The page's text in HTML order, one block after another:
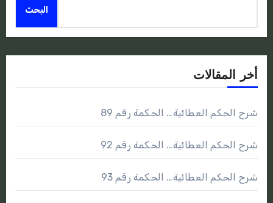
البحث
أخر المقالات
شرح الحكم العطائية… الحكمة رقم 89
شرح الحكم العطائية… الحكمة رقم 92
شرح الحكم العطائية… الحكمة رقم 93